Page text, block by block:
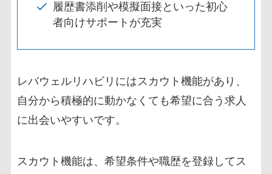
履歴書添削や模擬面接といった初心
者向けサポートが充実
レバウェルリハビリにはスカウト機能があり、
自分から積極的に動かなくても希望に合う求人
に出会いやすいです。
スカウト機能は、希望条件や職歴を登録してス